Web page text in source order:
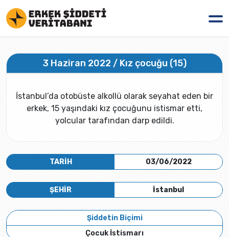
3 Haziran 2022 / Kız çocuğu (15)
İstanbul’da otobüste alkollü olarak seyahat eden bir
erkek, 15 yaşındaki kız çocuğunu istismar etti,
yolcular tarafından darp edildi.
TARİH 03/06/2022
İstanbul
ŞEHİR
Şiddetin Biçimi
Çocuk İstismarı